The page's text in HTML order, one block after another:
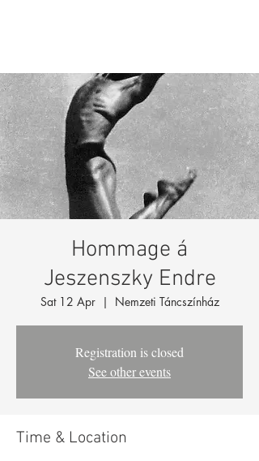
Hommage á
Jeszenszky Endre
Sat 12 Apr
  |
Nemzeti Táncszínház
Registration is closed
See other events
Time & Location